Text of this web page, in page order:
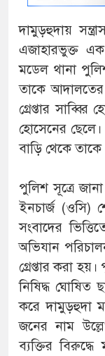
দামুড়হুদায়
এজাহারভুক্ত এক
মডেল থানা
তাকে আদালতের
গ্রেপ্তার
হোসেনের
বাড়ি থেকে তাকে
পুলিশ সূত্রে
ইনচার্জ (ওসি)
সংবাদের
অভিযান
গ্রেপ্তার করা
নিষিদ্ধ ঘোষিত
করে দামুড়হুদা
জনের নাম
ব্যক্তির